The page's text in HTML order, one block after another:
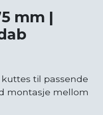
mm |
til passende
montasje mellom